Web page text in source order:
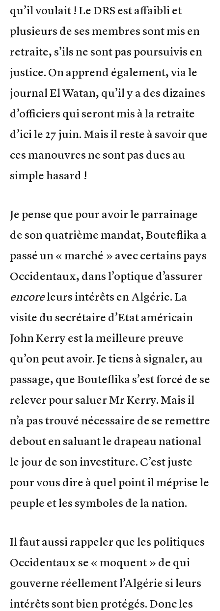
qu’il voulait ! Le DRS est affaibli et
plusieurs de ses membres sont mis en
retraite, s’ils ne sont pas poursuivis en
justice. On apprend également, via le
journal El Watan, qu’il y a des dizaines
d’officiers qui seront mis à la retraite
d’ici le 27 juin. Mais il reste à savoir que
ces manouvres ne sont pas dues au
simple hasard !
Je pense que pour avoir le parrainage
de son quatrième mandat, Bouteflika a
passé un « marché » avec certains pays
Occidentaux, dans l’optique d’assurer
encoreleurs intérêts en Algérie. La
visite du secrétaire d’Etat américain
John Kerry est la meilleure preuve
qu’on peut avoir. Je tiens à signaler, au
passage, que Bouteflika s’est forcé de se
relever pour saluer Mr Kerry. Mais il
n’a pas trouvé nécessaire de se remettre
debout en saluant le drapeau national
le jour de son investiture. C’est juste
pour vous dire à quel point il méprise le
peuple et les symboles de la nation.
Il faut aussi rappeler que les politiques
Occidentaux se « moquent » de qui
gouverne réellement l’Algérie si leurs
intérêts sont bien protégés. Donc les